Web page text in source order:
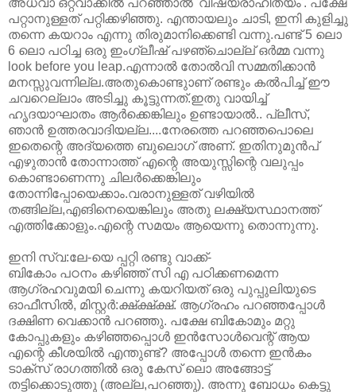
പറ്റാനുള്ളത്‌ പറ്റിക്കഴിഞ്ഞു. എന്തായലും ചാടി, ഇനി കുളിച്ചു
തന്നെ കയറാം എന്നു തിരുമാനിക്കെണ്ടി വന്നു.പണ്ട്‌ 5 ലൊ
6 ലൊ പഠിച്ച ഒരു ഇംഗ്ലീഷ്‌ പഴഞ്ചൊല്ല് ഒര്‍മ്മ വന്നു
look before you leap.എന്നാല്‍ തോല്‍വി സമ്മതിക്കാന്‍
മനസ്സുവന്നില്ല.അതുകൊണ്ടുാണ്‌ രണ്ടും കല്‍പിച്ച്‌ ഈ
ചവറെല്ലാം അടിച്ചു കൂട്ടുന്നത്‌.ഇതു വായിച്ച്‌
ഹൃദയാഘാതം ആര്‍ക്കെങ്കിലും ഉണ്ടായാല്‍.. പ്ലീസ്‌,
ഞാന്‍ ഉത്തരവാദിയല്ല....നേരത്തെ പറഞ്ഞപൊലെ
ഇതെന്റെ അദ്യത്തെ ബുലൊഗ്‌ അണ്‌. ഇതിനുമുന്‍പ്‌
എഴുതാന്‍ തോന്നാത്ത്‌ എന്റെ അയുസ്സിന്റെ വലുപ്പം
കൊണ്ടാണെന്നു ചിലര്‍ക്കെങ്കിലും
തോന്നിപ്പോയെക്കാം.വരാനുള്ളത്‌ വഴിയില്‍
തങ്ങില്ല,എങിനെയെങ്കിലും അതു ലക്ഷ്യസ്ഥാനത്ത്‌
എത്തിക്കോളും.എന്റെ സമയം ആയെന്നു തൊന്നുന്നു.
ഇനി സ്വ:ലേ-യെ പ്പറ്റി രണ്ടു വാക്ക്‌-
ബികോം പഠനം കഴിഞ്ഞ്‌ സി എ പഠിക്കണമെന്ന
ആഗ്രഹവുമയി ചെന്നു കയറിയത്‌ ഒരു പുപ്പുലിയുടെ
ഓഫീസില്‍, മിസ്റ്റര്‍:ക്ഷ്ക്ഷ്ക്ഷ്‌. ആഗ്രഹം പറഞ്ഞപ്പോള്‍
ദക്ഷിണ വെക്കാന്‍ പറഞ്ഞു. പക്ഷേ ബികോമും മറ്റു
കോപ്പുകളും കഴിഞ്ഞപ്പൊള്‍ ഇന്‍സോള്‍വെന്റ്‌ ആയ
എന്റെ കീശയില്‍ എന്തുണ്ട്‌? അപ്പോള്‍ തന്നെ ഇന്‍കം
ടാക്സ്‌ രാഗത്തില്‍ ഒരു കേസ്‌ ലൊ അങ്ങോട്ട്‌
തട്ടിക്കൊടുത്തു (അല്ല,പറഞ്ഞു). അന്നു ബോധം കെട്ടു